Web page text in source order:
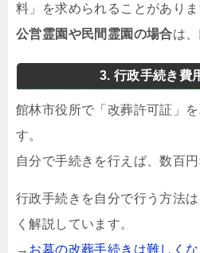
料」を求められることがありま
公営霊園や民間霊園の場合は
3. 行政手続き費
館林市役所で「改葬許可証」
す。
自分で手続きを行えば、数百円
行政手続きを自分で行う方法
く解説しています。
→ お墓の改葬手続きは難しく